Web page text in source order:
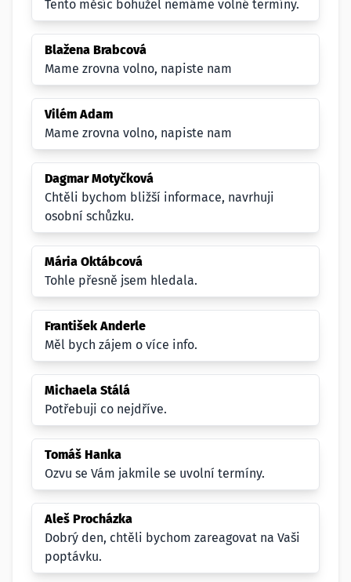
Tento měsíc bohužel nemáme volné termíny.
Blažena Brabcová
Mame zrovna volno, napiste nam
Vilém Adam
Mame zrovna volno, napiste nam
Dagmar Motyčková
Chtěli bychom bližší informace, navrhuji
osobní schůzku.
Mária Oktábcová
Tohle přesně jsem hledala.
František Anderle
Měl bych zájem o více info.
Michaela Stálá
Potřebuji co nejdříve.
Tomáš Hanka
Ozvu se Vám jakmile se uvolní termíny.
Aleš Procházka
Dobrý den, chtěli bychom zareagovat na Vaši
poptávku.